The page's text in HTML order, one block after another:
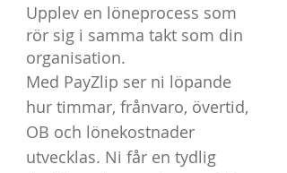
Upplev en löneprocess som
rör sig i samma takt som din
organisation.
Med PayZlip ser ni löpande
hur timmar, frånvaro, övertid,
OB och lönekostnader
utvecklas. Ni får en tydlig